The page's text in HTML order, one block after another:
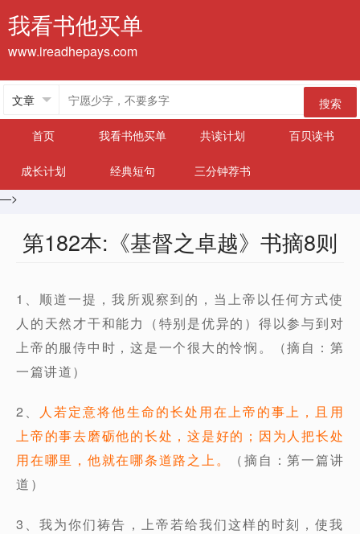
我看书他买单
www.ireadhepays.com
搜索
首页
我看书他买单 共读计划 百贝读书
成长计划 经典短句
三分钟荐书
—>
第182本:《基督之卓越》书摘8则
1、顺道一提，我所观察到的，当上帝以任何方式使
人的天然才干和能力（特别是优异的）得以参与到对
上帝的服侍中时，这是一个很大的怜悯。（摘自：第
一篇讲道）
2、 人若定意将他生命的长处用在上帝的事上，且用
上帝的事去磨砺他的长处，这是好的；因为人把长处
用在哪里，他就在哪条道路之上。
（摘自：第一篇讲
道）
3、我为你们祷告，上帝若给我们这样的时刻，使我